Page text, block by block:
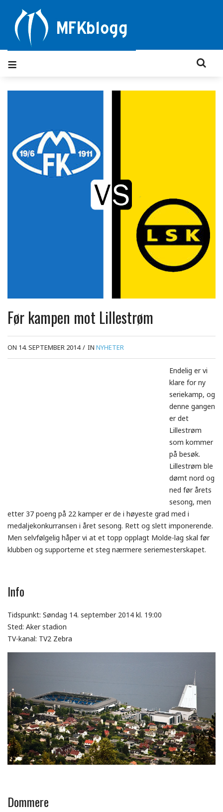
Før kampen mot Lillestrøm
ON 14. SEPTEMBER 2014 / IN NYHETER
Endelig er vi
klare for ny
seriekamp, og
denne gangen
er det
Lillestrøm
som kommer
på besøk.
Lillestrøm ble
dømt nord og
ned før årets
sesong, men
etter 37 poeng på 22 kamper er de i høyeste grad med i
medaljekonkurransen i året sesong. Rett og slett imponerende.
Men selvfølgelig håper vi at et topp opplagt Molde-lag skal før
klubben og supporterne et steg nærmere seriemesterskapet.
Info
Tidspunkt: Søndag 14. september 2014 kl. 19:00
Sted: Aker stadion
TV-kanal: TV2 Zebra
Dommere